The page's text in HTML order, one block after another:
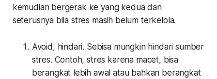
kemudian bergerak ke yang kedua dan
seterusnya bila stres masih belum terkelola.
Avoid, hindari. Sebisa mungkin hindari sumber
stres. Contoh, stres karena macet, bisa
berangkat lebih awal atau bahkan berangkat